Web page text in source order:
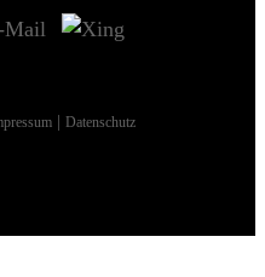
| Datenschutz